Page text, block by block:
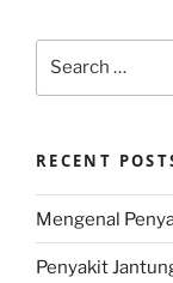
RECENT
Mengenal
Penyakit